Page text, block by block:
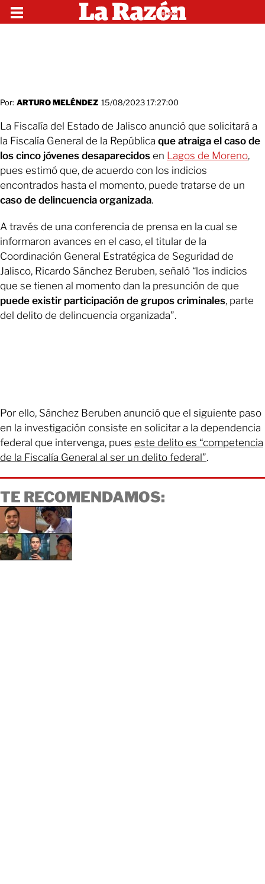
Por: ARTURO MELÉNDEZ 15/08/2023 17:27:00
La Fiscalía del Estado de Jalisco anunció que solicitará a
la Fiscalía General de la República que atraiga el caso de
los cinco jóvenes desaparecidos en Lagos de Moreno,
pues estimó que, de acuerdo con los indicios
encontrados hasta el momento, puede tratarse de un
caso de delincuencia organizada.
A través de una conferencia de prensa en la cual se
informaron avances en el caso, el titular de la
Coordinación General Estratégica de Seguridad de
Jalisco, Ricardo Sánchez Beruben, señaló “los indicios
que se tienen al momento dan la presunción de que
puede existir participación de grupos criminales, parte
del delito de delincuencia organizada”.
Por ello, Sánchez Beruben anunció que el siguiente paso
en la investigación consiste en solicitar a la dependencia
federal que intervenga, pues este delito es “competencia
de la Fiscalía General al ser un delito federal”.
TE RECOMENDAMOS: